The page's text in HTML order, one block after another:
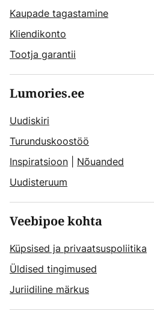
Kaupade tagastamine
Kliendikonto
Tootja garantii
Lumories.ee
Uudiskiri
Turunduskoostöö
Inspiratsioon
Nõuanded
Uudisteruum
Veebipoe kohta
Küpsised ja privaatsuspoliitika
Üldised tingimused
Juriidiline märkus